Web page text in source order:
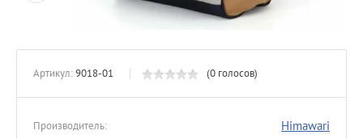
Артикул:9018-01 (0 голосов)
Производитель: Himawari